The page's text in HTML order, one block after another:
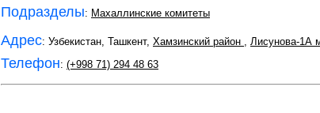
Подразделы: Махаллинские комитеты
Адрес: Узбекистан, Ташкент, Хамзинский район , Лисунова-1А
Телефон: (+998 71) 294 48 63